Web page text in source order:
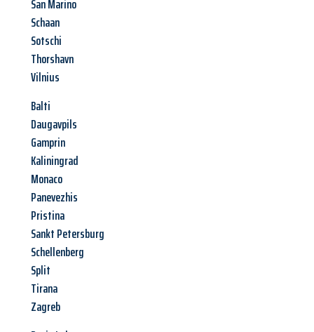
San Marino
Schaan
Sotschi
Thorshavn
Vilnius
Balti
Daugavpils
Gamprin
Kaliningrad
Monaco
Panevezhis
Pristina
Sankt Petersburg
Schellenberg
Split
Tirana
Zagreb